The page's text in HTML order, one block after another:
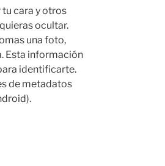
cara y otros
ocultar.
una foto,
Esta información
identificarte.
de metadatos